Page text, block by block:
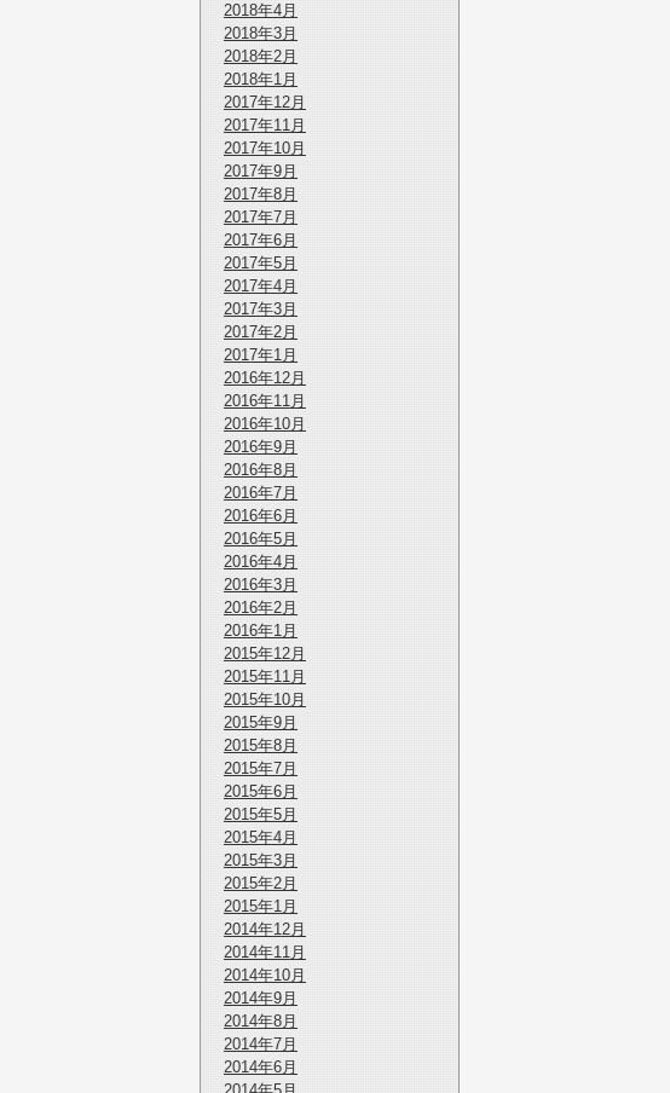
2018年4月
2018年3月
2018年2月
2018年1月
2017年12月
2017年11月
2017年10月
2017年9月
2017年8月
2017年7月
2017年6月
2017年5月
2017年4月
2017年3月
2017年2月
2017年1月
2016年12月
2016年11月
2016年10月
2016年9月
2016年8月
2016年7月
2016年6月
2016年5月
2016年4月
2016年3月
2016年2月
2016年1月
2015年12月
2015年11月
2015年10月
2015年9月
2015年8月
2015年7月
2015年6月
2015年5月
2015年4月
2015年3月
2015年2月
2015年1月
2014年12月
2014年11月
2014年10月
2014年9月
2014年8月
2014年7月
2014年6月